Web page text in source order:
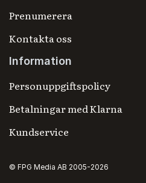
Prenumerera
Kontakta oss
Information
Personuppgiftspolicy
Betalningar med Klarna
Kundservice
© FPG Media AB 2005-2026